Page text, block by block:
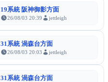
19系統 阪神御影方面
26/08/03 20:39 jettleigh
31系統 渦森台方面
26/08/03 20:03 jettleigh
31系統 渦森台方面